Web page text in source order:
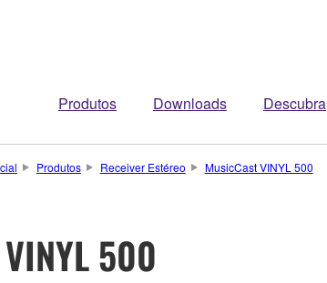
Produtos Downloads Descubra
Produtos Receiver Estéreo MusicCast VINYL 500
500